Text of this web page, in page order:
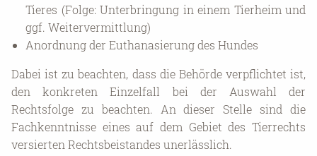
Tieres (Folge: Unterbringung in einem Tierheim und
ggf. Weitervermittlung)
Anordnung der Euthanasierung des Hundes
Dabei ist zu beachten, dass die Behörde verpflichtet ist,
den konkreten Einzelfall bei der Auswahl der
Rechtsfolge zu beachten. An dieser Stelle sind die
Fachkenntnisse eines auf dem Gebiet des Tierrechts
versierten Rechtsbeistandes unerlässlich.